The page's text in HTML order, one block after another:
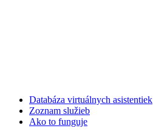
Databáza virtuálnych asistentiek
Zoznam služieb
Ako to funguje